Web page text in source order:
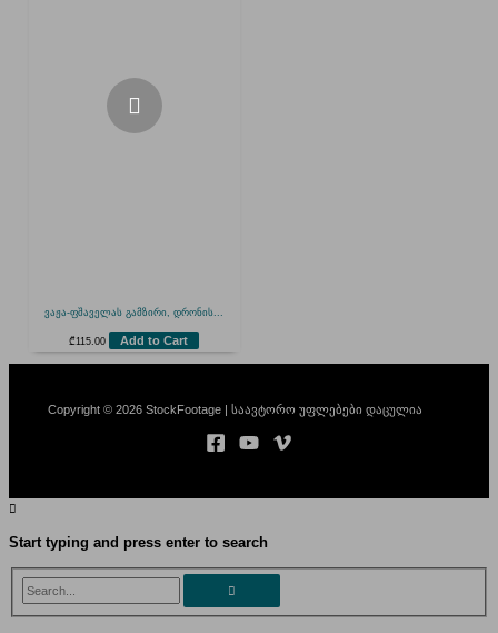
ვაჟა-ფშაველას გამზირი, დრონის...
₾115.00 Add to Cart
Copyright © 2026 StockFootage | საავტორო უფლებები დაცულია
Start typing and press enter to search
Search...